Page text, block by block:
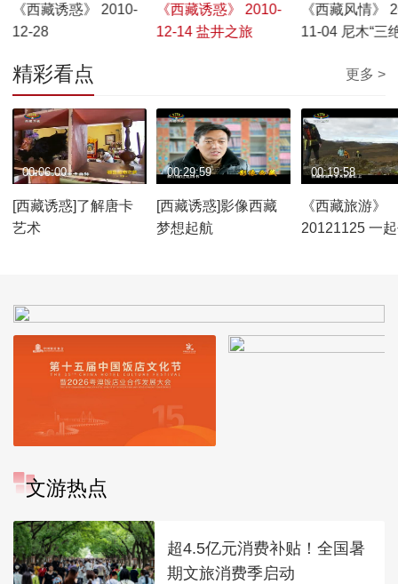
《西藏诱惑》 2010-
12-28
《西藏诱惑》 2010-
12-14 盐井之旅
《西藏风情》
11-04 尼木“三
精彩看点 更多 >
[西藏诱惑]了解唐卡
艺术
00:06:00
[西藏诱惑]影像西藏
梦想起航
00:29:59
《西藏旅游》
20121125 一
00:19:58
文游热点
超4.5亿元消费补贴！全国暑
期文旅消费季启动